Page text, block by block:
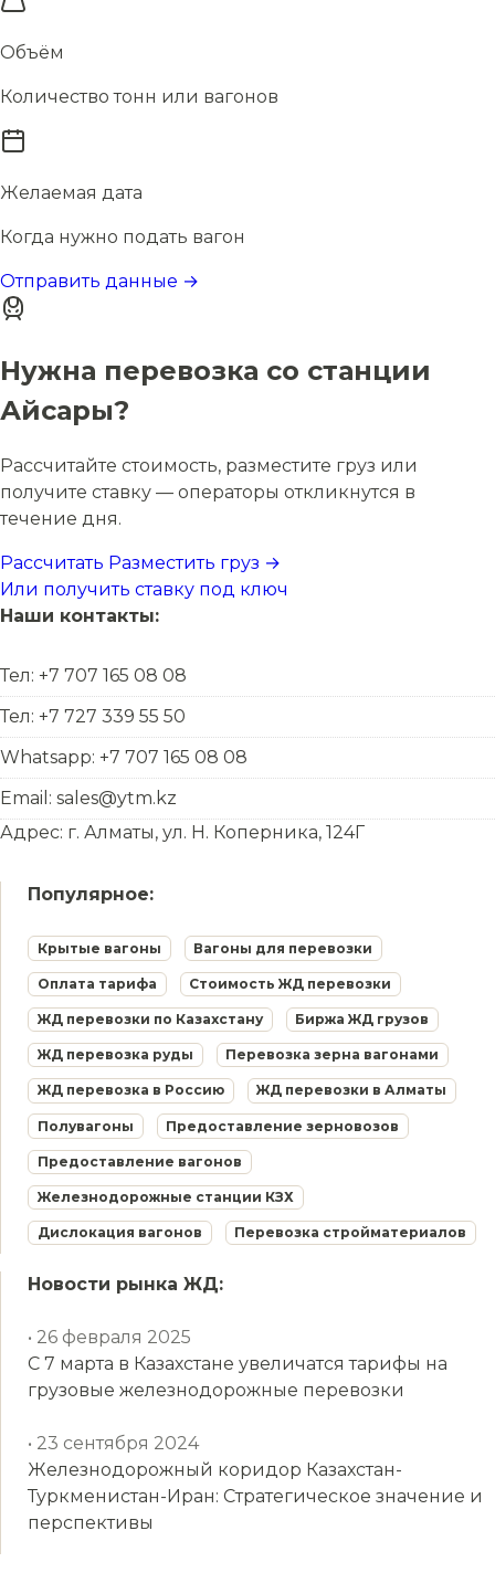
Объём
Количество тонн или вагонов
Желаемая дата
Когда нужно подать вагон
Отправить данные →
Нужна перевозка со станции
Айсары?
Рассчитайте стоимость, разместите груз или
получите ставку — операторы откликнутся в
течение дня.
Рассчитать Разместить груз →
Или получить ставку под ключ
Наши контакты:
Тел: +7 707 165 08 08
Тел: +7 727 339 55 50
Whatsapp: +7 707 165 08 08
Email: sales@ytm.kz
Адрес: г. Алматы, ул. Н. Коперника, 124Г
Популярное:
Крытые вагоны Вагоны для перевозки
Оплата тарифа Стоимость ЖД перевозки
ЖД перевозки по Казахстану Биржа ЖД грузов
ЖД перевозка руды Перевозка зерна вагонами
ЖД перевозка в Россию ЖД перевозки в Алматы
Полувагоны Предоставление зерновозов
Предоставление вагонов
Железнодорожные станции КЗХ
Дислокация вагонов Перевозка стройматериалов
Новости рынка ЖД:
• 26 февраля 2025
С 7 марта в Казахстане увеличатся тарифы на
грузовые железнодорожные перевозки
• 23 сентября 2024
Железнодорожный коридор Казахстан-
Туркменистан-Иран: Стратегическое значение и
перспективы